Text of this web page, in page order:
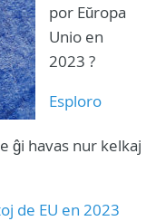
por Eŭropa
Unio en
2023 ?
Esploro
ĝi havas nur kelkaj
de EU en 2023